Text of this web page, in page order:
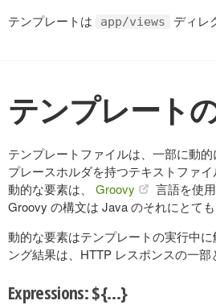
テンプレートは
app/views ディレ
テンプレート
テンプレートファイルは、一部に動
プレースホルダを持つテキストファ
動的な要素は、 Groovy
言語を使
Groovy の構文は Java のそれにとても
動的な要素はテンプレートの実行中
ング結果は、HTTP レスポンスの一部
Expressions: ${…}